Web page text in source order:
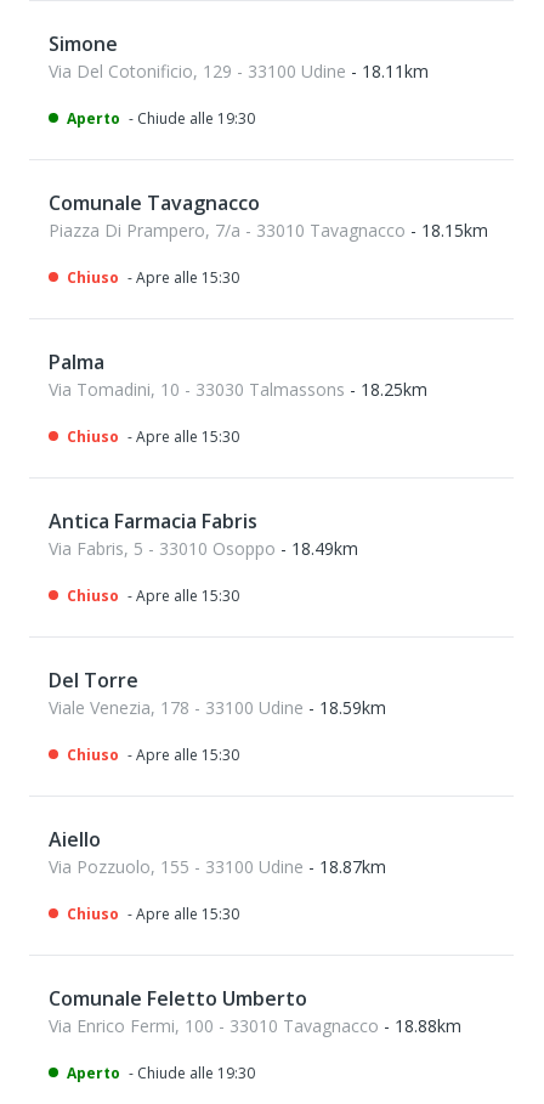
Simone
Via Del Cotonificio, 129 - 33100 Udine - 18.11km
Aperto - Chiude alle 19:30
Comunale Tavagnacco
Piazza Di Prampero, 7/a - 33010 Tavagnacco - 18.15km
Chiuso - Apre alle 15:30
Palma
Via Tomadini, 10 - 33030 Talmassons - 18.25km
Chiuso - Apre alle 15:30
Antica Farmacia Fabris
Via Fabris, 5 - 33010 Osoppo - 18.49km
Chiuso - Apre alle 15:30
Del Torre
Viale Venezia, 178 - 33100 Udine - 18.59km
Chiuso - Apre alle 15:30
Aiello
Via Pozzuolo, 155 - 33100 Udine - 18.87km
Chiuso - Apre alle 15:30
Comunale Feletto Umberto
Via Enrico Fermi, 100 - 33010 Tavagnacco - 18.88km
Aperto - Chiude alle 19:30